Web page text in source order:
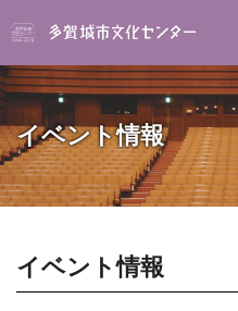
イベント情報
イベント情報